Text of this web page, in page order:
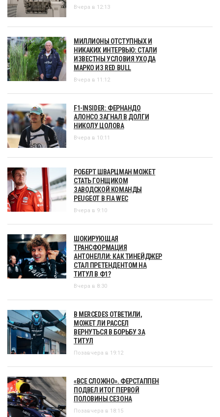
Вчера в 12:13
МИЛЛИОНЫ ОТСТУПНЫХ И
НИКАКИХ ИНТЕРВЬЮ: СТАЛИ
ИЗВЕСТНЫ УСЛОВИЯ УХОДА
МАРКО ИЗ RED BULL
Вчера в 11:12
F1-INSIDER: ФЕРНАНДО
АЛОНСО ЗАГНАЛ В ДОЛГИ
НИКОЛУ ЦОЛОВА
Вчера в 10:11
РОБЕРТ ШВАРЦМАН МОЖЕТ
СТАТЬ ГОНЩИКОМ
ЗАВОДСКОЙ КОМАНДЫ
PEUGEOT В FIA WEC
Вчера в 9:10
ШОКИРУЮЩАЯ
ТРАНСФОРМАЦИЯ
АНТОНЕЛЛИ: КАК ТИНЕЙДЖЕР
СТАЛ ПРЕТЕНДЕНТОМ НА
ТИТУЛ В Ф1?
Вчера в 8:30
В MERCEDES ОТВЕТИЛИ,
МОЖЕТ ЛИ РАССЕЛ
ВЕРНУТЬСЯ В БОРЬБУ ЗА
ТИТУЛ
Позавчера в 19:12
«ВСЕ СЛОЖНО». ФЕРСТАППЕН
ПОДВЕЛ ИТОГ ПЕРВОЙ
ПОЛОВИНЫ СЕЗОНА
Позавчера в 18:15